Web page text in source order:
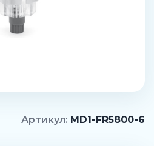
Артикул: MD1-FR5800-6